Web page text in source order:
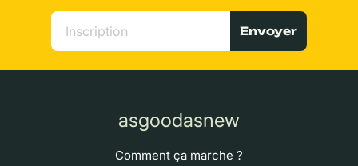
Envoyer
asgoodasnew
Comment ça marche ?